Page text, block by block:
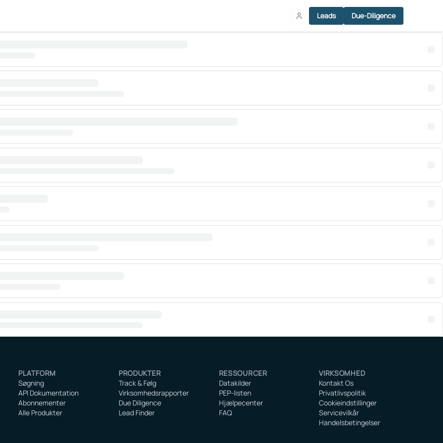
Leads Due-Diligence
PLATFORM
Søgning
API Dokumentation
Abonnementer
Alle Produkter
PRODUKTER
Track & Følg
Virksomhedsrapporter
Due Diligence
Lead Finder
RESSOURCER
Datakilder
PEP-listen
Hjælpecenter
FAQ
VIRKSOMHED
Kontakt Os
Privatlivspolitik
Cookieindstillinger
Servicevilkår
Handelsbetingelser